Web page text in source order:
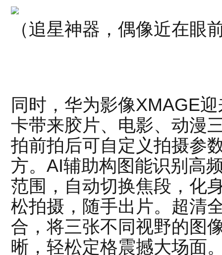
（追星神器，偶像近在眼
同时，华为影像XMAGE
卡带来胶片、电影、动漫
拍前拍后可自定义拍摄参
方。AI辅助构图能识别高
范围，自动切换焦段，化
松拍摄，随手出片。超清
合，将三张不同视野的图
晰，轻松定格震撼大场面